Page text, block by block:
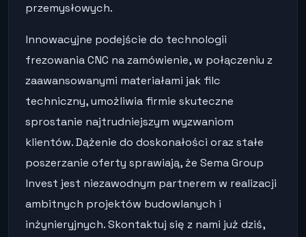
przemysłowych.
Innowacyjne podejście do technologii
frezowania CNC na zamówienie, w połączeniu z
zaawansowanymi materiałami jak filc
techniczny, umożliwia firmie skuteczne
sprostanie najtrudniejszym wyzwaniom
klientów. Dążenie do doskonałości oraz stałe
poszerzanie oferty sprawiają, że Sema Group
Invest jest niezawodnym partnerem w realizacji
ambitnych projektów budowlanych i
inżynieryjnych. Skontaktuj się z nami już dziś,